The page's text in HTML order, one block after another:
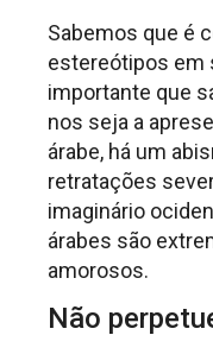
Sabemos que é
estereótipos em
importante que
nos seja a
árabe, há um
retratações
imaginário
árabes são
amorosos.
Não